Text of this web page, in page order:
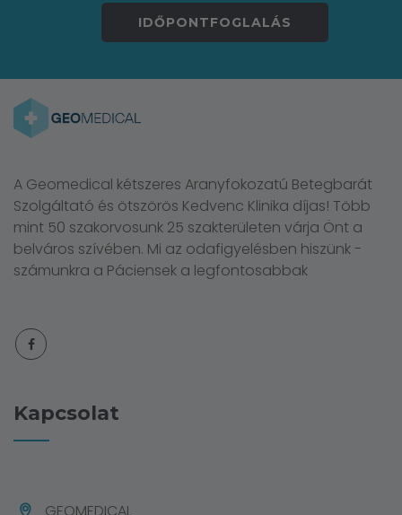
IDŐPONTFOGLALÁS
A Geomedical kétszeres Aranyfokozatú Betegbarát
Szolgáltató és ötszörös Kedvenc Klinika díjas! Több
mint 50 szakorvosunk 25 szakterületen várja Önt a
belváros szívében. Mi az odafigyelésben hiszünk -
számunkra a Páciensek a legfontosabbak
Kapcsolat
GEOMEDICAL